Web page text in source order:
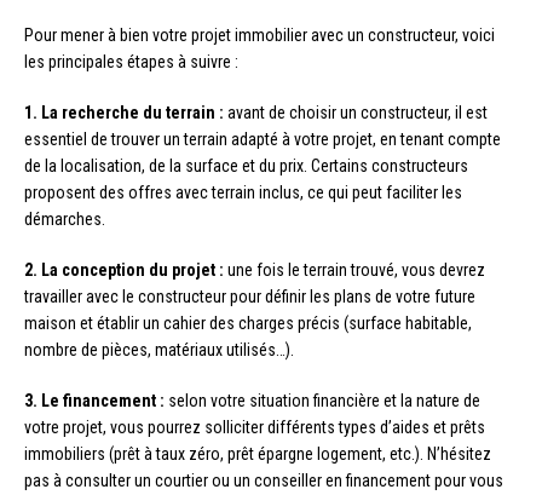
Pour mener à bien votre projet immobilier avec un constructeur, voici
les principales étapes à suivre :
1. La recherche du terrain : avant de choisir un constructeur, il est
essentiel de trouver un terrain adapté à votre projet, en tenant compte
de la localisation, de la surface et du prix. Certains constructeurs
proposent des offres avec terrain inclus, ce qui peut faciliter les
démarches.
2. La conception du projet : une fois le terrain trouvé, vous devrez
travailler avec le constructeur pour définir les plans de votre future
maison et établir un cahier des charges précis (surface habitable,
nombre de pièces, matériaux utilisés…).
3. Le financement : selon votre situation financière et la nature de
votre projet, vous pourrez solliciter différents types d’aides et prêts
immobiliers (prêt à taux zéro, prêt épargne logement, etc.). N’hésitez
pas à consulter un courtier ou un conseiller en financement pour vous